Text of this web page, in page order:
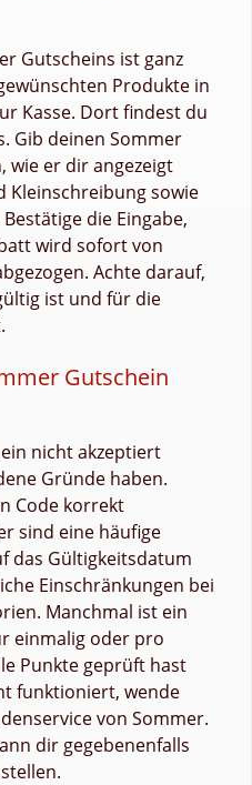
Gutscheins ist ganz
Produkte in
Kasse. Dort findest du
Gib deinen Sommer
wie er dir angezeigt
Kleinschreibung sowie
die Eingabe,
wird sofort von
Achte darauf,
ist und für die
Gutschein
nicht akzeptiert
Gründe haben.
Code korrekt
sind eine häufige
das Gültigkeitsdatum
Einschränkungen bei
Manchmal ist ein
einmalig oder pro
Punkte geprüft hast
funktioniert, wende
von Sommer.
dir gegebenenfalls